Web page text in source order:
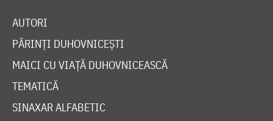
AUTORI
PĂRINȚI DUHOVNICEȘTI
MAICI CU VIAȚĂ DUHOVNICEASCĂ
TEMATICĂ
SINAXAR ALFABETIC